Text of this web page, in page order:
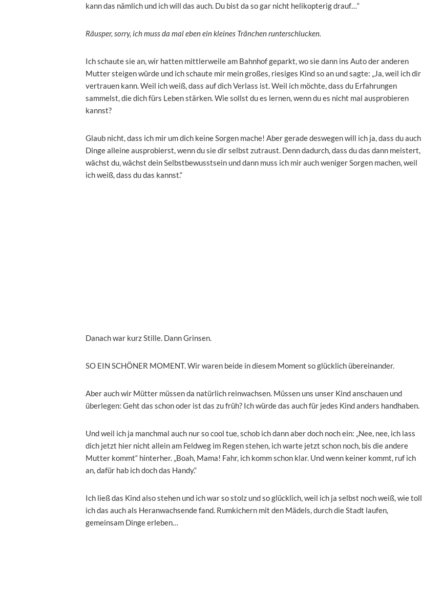
kann das nämlich und ich will das auch. Du bist da so gar nicht helikopterig drauf…“
Räusper, sorry, ich muss da mal eben ein kleines Tränchen runterschlucken.
Ich schaute sie an, wir hatten mittlerweile am Bahnhof geparkt, wo sie dann ins Auto der anderen
Mutter steigen würde und ich schaute mir mein großes, riesiges Kind so an und sagte: „Ja, weil ich dir
vertrauen kann. Weil ich weiß, dass auf dich Verlass ist. Weil ich möchte, dass du Erfahrungen
sammelst, die dich fürs Leben stärken. Wie sollst du es lernen, wenn du es nicht mal ausprobieren
kannst?
Glaub nicht, dass ich mir um dich keine Sorgen mache! Aber gerade deswegen will ich ja, dass du auch
Dinge alleine ausprobierst, wenn du sie dir selbst zutraust. Denn dadurch, dass du das dann meistert,
wächst du, wächst dein Selbstbewusstsein und dann muss ich mir auch weniger Sorgen machen, weil
ich weiß, dass du das kannst.“
Danach war kurz Stille. Dann Grinsen.
SO EIN SCHÖNER MOMENT. Wir waren beide in diesem Moment so glücklich übereinander.
Aber auch wir Mütter müssen da natürlich reinwachsen. Müssen uns unser Kind anschauen und
überlegen: Geht das schon oder ist das zu früh? Ich würde das auch für jedes Kind anders handhaben.
Und weil ich ja manchmal auch nur so cool tue, schob ich dann aber doch noch ein: „Nee, nee, ich lass
dich jetzt hier nicht allein am Feldweg im Regen stehen, ich warte jetzt schon noch, bis die andere
Mutter kommt“ hinterher. „Boah, Mama! Fahr, ich komm schon klar. Und wenn keiner kommt, ruf ich
an, dafür hab ich doch das Handy.“
Ich ließ das Kind also stehen und ich war so stolz und so glücklich, weil ich ja selbst noch weiß, wie toll
ich das auch als Heranwachsende fand. Rumkichern mit den Mädels, durch die Stadt laufen,
gemeinsam Dinge erleben…